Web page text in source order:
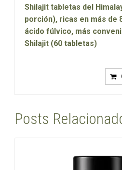
Shilajit tabletas del
porción), ricas en más de
ácido fúlvico, más
Shilajit (60 tabletas)
Posts